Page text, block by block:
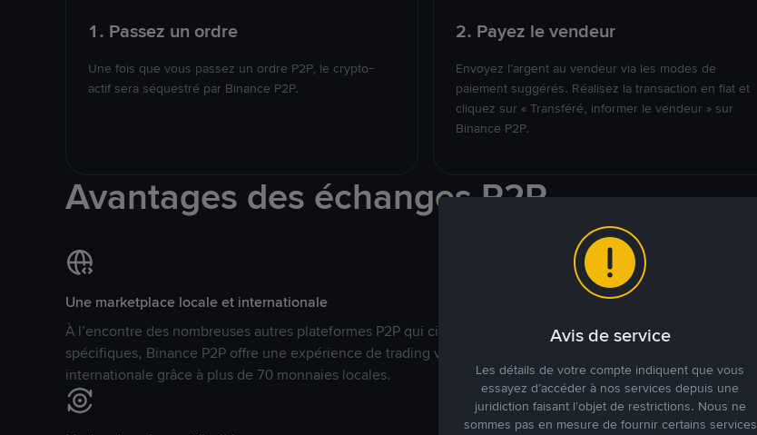
1. Passez un ordre
Une fois que vous passez un ordre P2P, le crypto-
actif sera séquestré par Binance P2P.
2. Payez le vendeur
Envoyez l’argent au vendeur via les modes de
paiement suggérés. Réalisez la transaction en fiat et
cliquez sur « Transféré, informer le vendeur » sur
Binance P2P.
Avantages des échanges P2P
Une marketplace locale et internationale
À l’encontre des nombreuses autres plateformes P2P qui ciblent des marchés
spécifiques, Binance P2P offre une expérience de trading véritablement
internationale grâce à plus de 70 monnaies locales.
Avis de service
Les détails de votre compte indiquent que vous
essayez d’accéder à nos services depuis une
juridiction faisant l’objet de restrictions. Nous ne
sommes pas en mesure de fournir certains services